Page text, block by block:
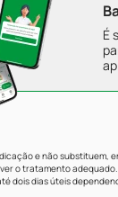
É
e não substituem,
o tratamento adequado.
dois dias úteis